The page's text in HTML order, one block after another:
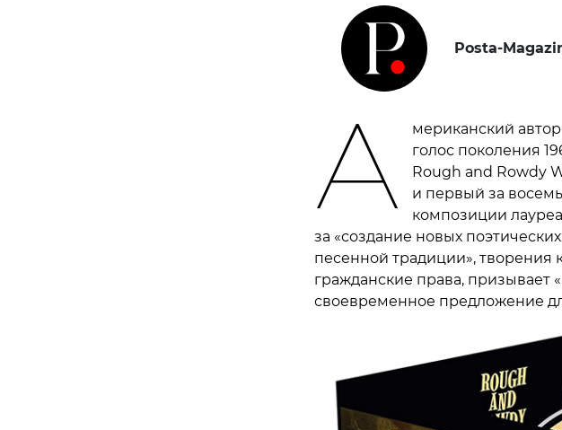
Posta-
А
мериканский
голос поколения
Rough and Rowdy
и первый за
композиции
за «создание новых
песенной традиции», творения
гражданские права, призывает
своевременное предложение